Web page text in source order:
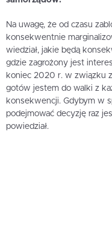
Na uwagę, że od czasu
konsekwentnie
wiedział, jakie będą
gdzie zagrożony jest
koniec 2020 r. w związku
gotów jestem do walki z
konsekwencji. Gdybym w
podejmować decyzję raz
powiedział.